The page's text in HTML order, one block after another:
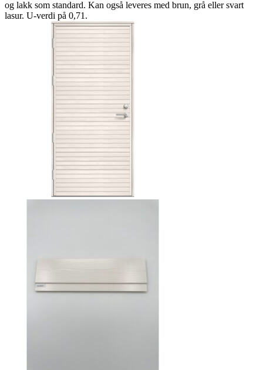
og lakk som standard. Kan også leveres med brun, grå eller svart
lasur. U-verdi på 0,71.